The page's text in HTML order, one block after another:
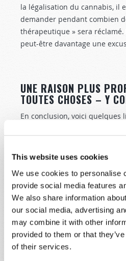
This website uses cookies
We use cookies to personalise
provide social media features
We also share information
our social media, advertising
may combine it with other
provided to them or that
of their services.
la légalisation du cannabis, il
demander pendant combien
thérapeutique » sera réclamé.
peut-être davantage une
UNE RAISON PLUS
TOUTES CHOSES – Y
En conclusion, voici quelques
cannabis au Canada à partir
« En résumé, les jeunes
consommer de
leurs réseaux
changements à la fois
observés dans le
consomment